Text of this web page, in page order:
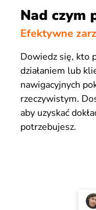
Nad czym
Efektywne
Dowiedz się, kto
działaniem lub
nawigacyjnych
rzeczywistym.
aby uzyskać
potrzebujesz.